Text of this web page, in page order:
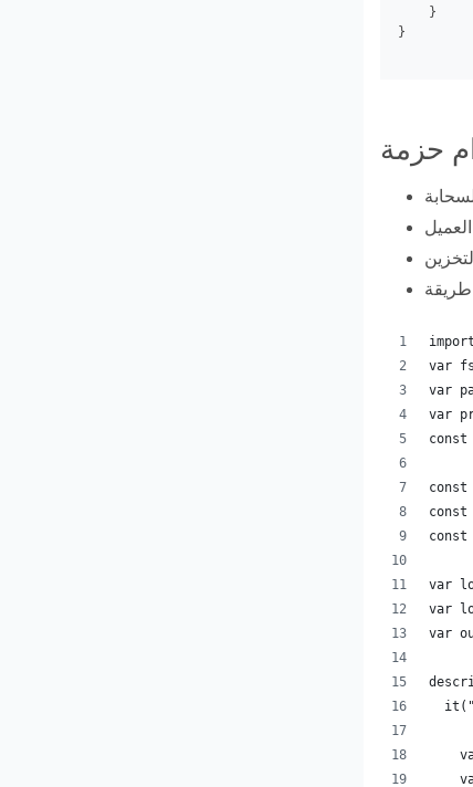
    }
}
var
var
var
var
var
var